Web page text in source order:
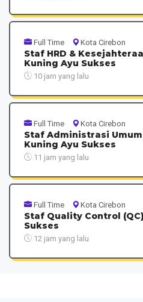
Full Time Kota Cirebon
Staf HRD &
Kuning Ayu Sukses
10 jam yang lalu
Full Time Kota Cirebon
Staf Administrasi
Kuning Ayu Sukses
11 jam yang lalu
Full Time Kota Cirebon
Staf Quality Control
Sukses
12 jam yang lalu